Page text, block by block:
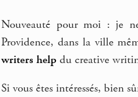
Nouveauté pour moi : je
Providence, dans la ville
writers help du creative
Si vous êtes intéressés, bien